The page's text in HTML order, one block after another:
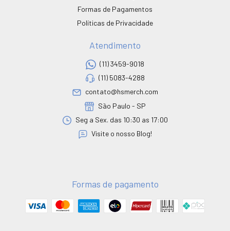
Formas de Pagamentos
Políticas de Privacidade
Atendimento
(11) 3459-9018
(11) 5083-4288
contato@hsmerch.com
São Paulo - SP
Seg a Sex. das 10:30 as 17:00
Visite o nosso Blog!
Formas de pagamento